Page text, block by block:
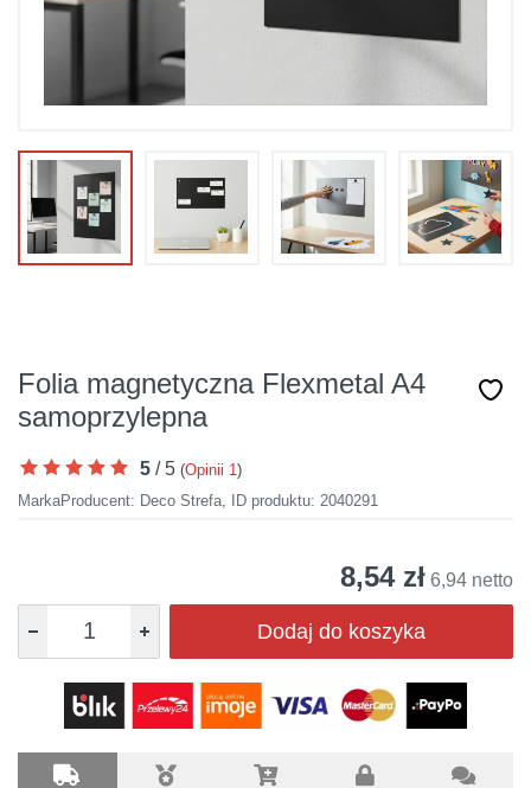
Folia magnetyczna Flexmetal A4
samoprzylepna
5 /5 (Opinii 1)
MarkaProducent: Deco Strefa, ID produktu: 2040291
8,54 zł 6,94 netto
Dodaj do koszyka